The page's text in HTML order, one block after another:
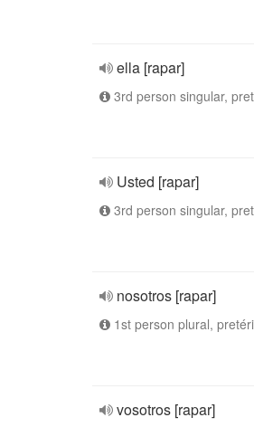
ella [rapar]
3rd person singular,
Usted [rapar]
3rd person singular,
nosotros [rapar]
1st person plural,
vosotros [rapar]